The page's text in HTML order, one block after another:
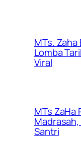
MTs.
Lomba
Viral
MTs ZaHa
Santri